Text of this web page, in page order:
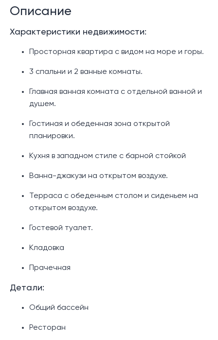
Описание
Характеристики недвижимости:
Просторная квартира с видом на море и горы.
3 спальни и 2 ванные комнаты.
Главная ванная комната с отдельной ванной и
душем.
Гостиная и обеденная зона открытой
планировки.
Кухня в западном стиле с барной стойкой
Ванна-джакузи на открытом воздухе.
Терраса с обеденным столом и сиденьем на
открытом воздухе.
Гостевой туалет.
Кладовка
Прачечная
Детали:
Общий бассейн
Ресторан